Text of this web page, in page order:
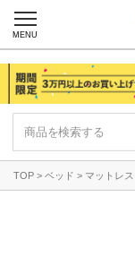
MENU
TOP ベッド マットレス